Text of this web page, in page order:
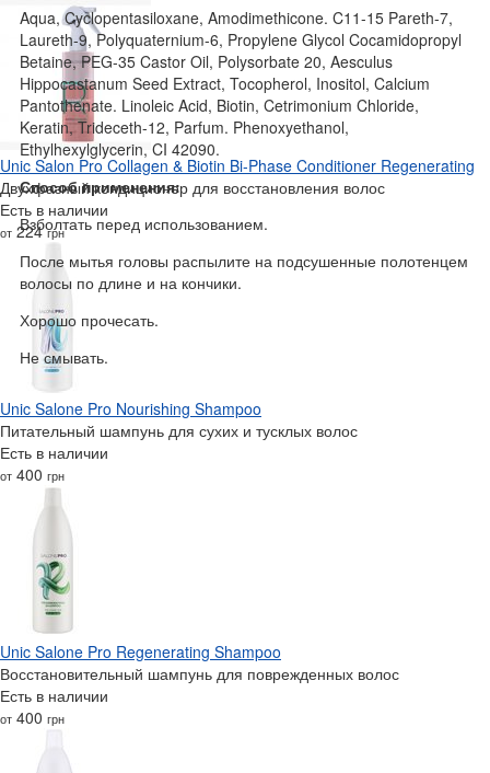
Aqua, Cyclopentasiloxane, Amodimethicone. C11-15 Pareth-7,
Laureth-9, Polyquaternium-6, Propylene Glycol Cocamidopropyl
Betaine, PEG-35 Castor Oil, Polysorbate 20, Aesculus
Hippocastanum Seed Extract, Tocopherol, Inositol, Calcium
Pantothenate. Linoleic Acid, Biotin, Cetrimonium Chloride,
Keratin, Trideceth-12, Parfum. Phenoxyethanol,
Ethylhexylglycerin, CI 42090.
Способ применения:
Взболтать перед использованием.
После мытья головы распылите на подсушенные полотенцем
волосы по длине и на кончики.
Хорошо прочесать.
Не смывать.
Unic Salon Pro Collagen & Biotin Bi-Phase Conditioner Regenerating
Двухфазный кондиционер для восстановления волос
Есть в наличии
от 224грн
Unic Salone Pro Nourishing Shampoo
Питательный шампунь для сухих и тусклых волос
Есть в наличии
от 400 грн
Unic Salone Pro Regenerating Shampoo
Восстановительный шампунь для поврежденных волос
Есть в наличии
от 400 грн